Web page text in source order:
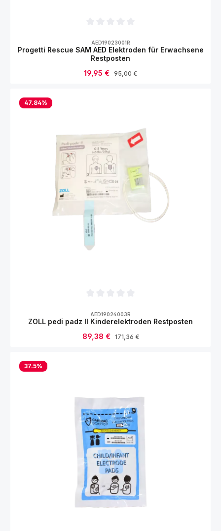
AED19023001R
Progetti Rescue SAM AED Elektroden für Erwachsene
Restposten
Verkaufspreis:
19,95 € Regulärer Preis:
95,00 €
47.84%
AED19024003R
ZOLL pedi padz II Kinderelektroden Restposten
Verkaufspreis:
89,38 € Regulärer Preis:
171,36 €
37.5%